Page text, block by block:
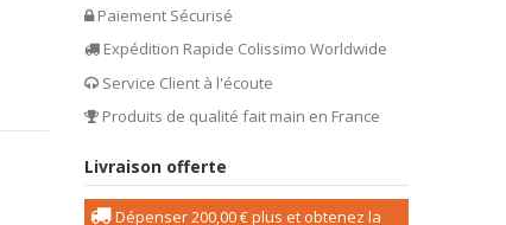
Paiement Sécurisé
Expédition Rapide Colissimo Worldwide
Service Client à l'écoute
Produits de qualité fait main en France
Livraison offerte
Dépenser200,00 €plus et obtenez la